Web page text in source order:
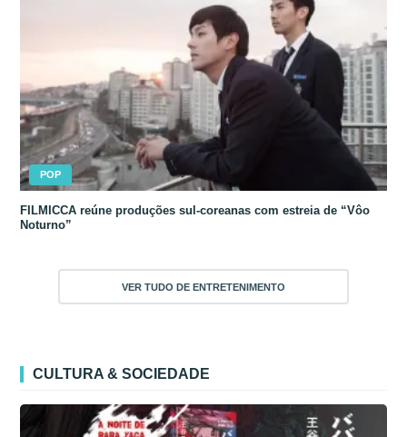
POP
FILMICCA reúne produções sul-coreanas com estreia de “Vôo
Noturno”
VER TUDO DE ENTRETENIMENTO
CULTURA & SOCIEDADE